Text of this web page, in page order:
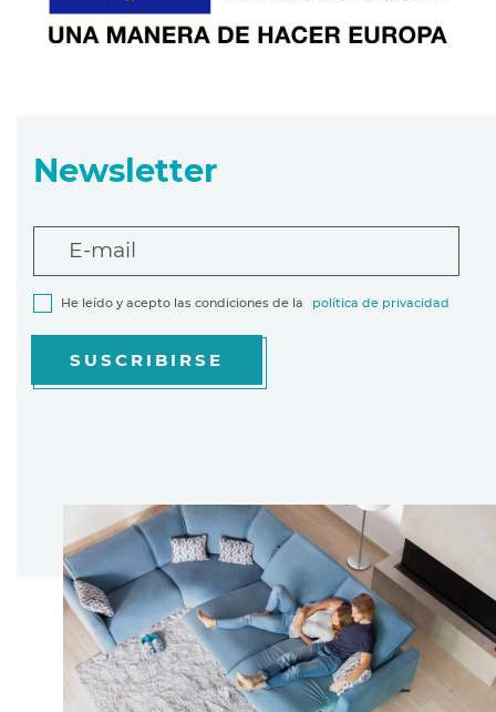
Newsletter
E-mail
He leído y acepto las condiciones de la política de privacidad
SUSCRIBIRSE